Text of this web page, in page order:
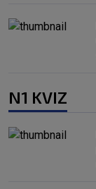
N1 KVIZ